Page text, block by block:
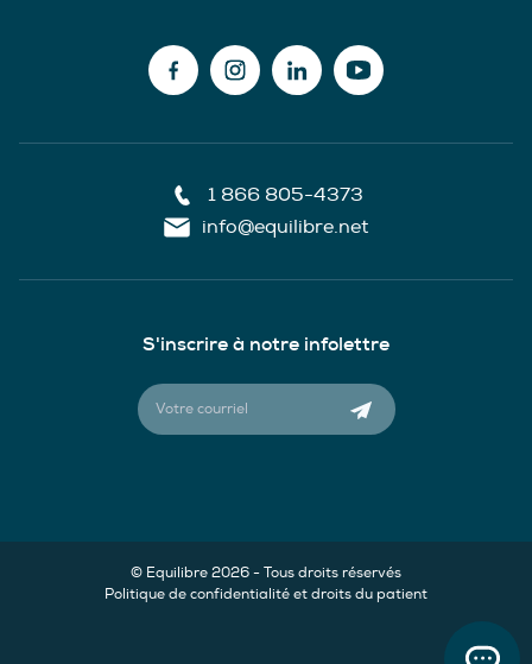
1 866 805-4373
info@equilibre.net
S'inscrire à notre infolettre
© Equilibre 2026 - Tous droits réservés
Politique de confidentialité et droits du patient